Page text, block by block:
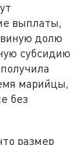
выплаты,
долю
субсидию
марийцы,
без
размер